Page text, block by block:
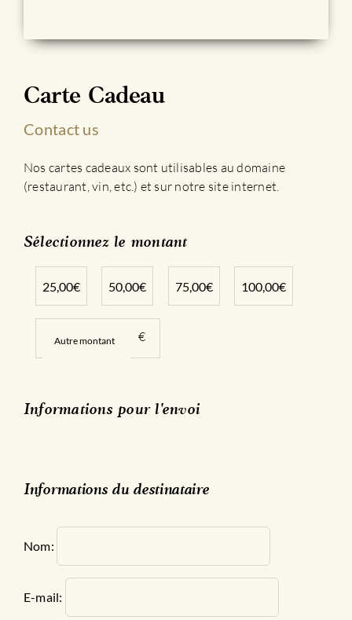
Carte Cadeau
Contact us
Nos cartes cadeaux sont utilisables au domaine
(restaurant, vin, etc.) et sur notre site internet.
Sélectionnez le montant
25,00€ 50,00€ 75,00€ 100,00€
€
Informations pour l'envoi
Informations du destinataire
Nom:
E-mail: